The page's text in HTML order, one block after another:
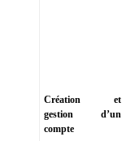
Création et
gestion d’un
compte